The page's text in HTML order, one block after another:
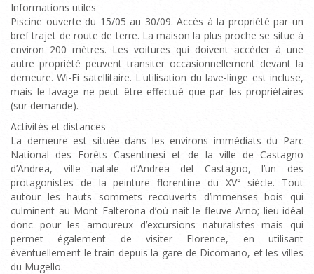
Informations utiles
Piscine ouverte du 15/05 au 30/09. Accès à la propriété par un
bref trajet de route de terre. La maison la plus proche se situe à
environ 200 mètres. Les voitures qui doivent accéder à une
autre propriété peuvent transiter occasionnellement devant la
demeure. Wi-Fi satellitaire. L'utilisation du lave-linge est incluse,
mais le lavage ne peut être effectué que par les propriétaires
(sur demande).
Activités et distances
La demeure est située dans les environs immédiats du Parc
National des Forêts Casentinesi et de la ville de Castagno
d’Andrea, ville natale d’Andrea del Castagno, l’un des
protagonistes de la peinture florentine du XV° siècle. Tout
autour les hauts sommets recouverts d’immenses bois qui
culminent au Mont Falterona d’où nait le fleuve Arno; lieu idéal
donc pour les amoureux d’excursions naturalistes mais qui
permet également de visiter Florence, en utilisant
éventuellement le train depuis la gare de Dicomano, et les villes
du Mugello.